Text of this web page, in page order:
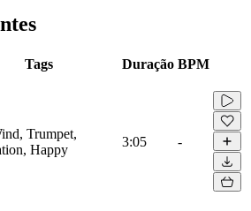
Tags Duração BPM
Trumpet,
Happy
3:05 -